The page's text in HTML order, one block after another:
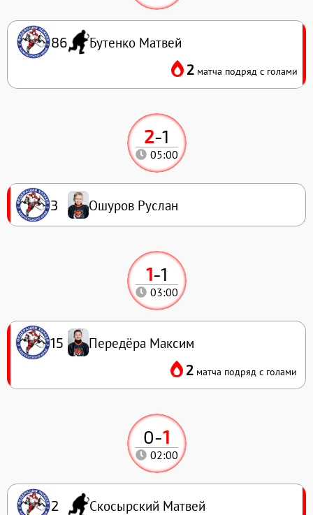
0-1
02:00
2 Скосырский Матвей
1-1
03:00
15 Передёра Максим
2 матча подряд с голами
2-1
05:00
3 Ошуров Руслан
86 Бутенко Матвей
2 матча подряд с голами